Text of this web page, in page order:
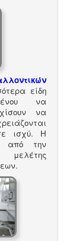
είδη
να
να
ισχύ. Η
από την
μελέτης